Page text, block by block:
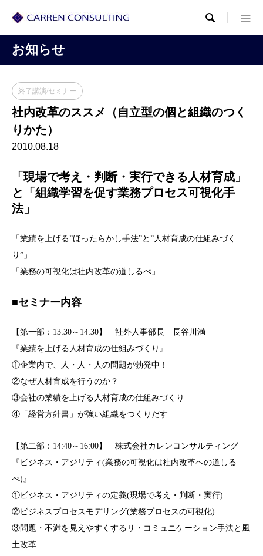

お知らせ
終了講演/セミナー
社内改革のススメ（自立型の個と組織のつく
りかた）
2010.08.18
「現場で考え・判断・実行できる人材育成」
と「組織学習を促す業務プロセス可視化手
法」
「業績を上げる”ほったらかし手法”と”人材育成の仕組みづく
り”」
「業務の可視化は社内改革の道しるべ」
■セミナー内容
【第一部：13:30～14:30】 社外人事部長 長谷川満
『業績を上げる人材育成の仕組みづくり』
①企業内で、人・人・人の問題が勃発中！
②なぜ人材育成を行うのか？
③会社の業績を上げる人材育成の仕組みづくり
④「経営方針書」が強い組織をつくりだす
【第二部：14:40～16:00】 株式会社カレンコンサルティング
『ビジネス・アジリティ(業務の可視化は社内改革への道しる
べ)』
①ビジネス・アジリティの定義(現場で考え・判断・実行)
②ビジネスプロセスモデリング(業務プロセスの可視化)
③問題・不満を見えやすくするリ・コミュニケーション手法と風
土改革